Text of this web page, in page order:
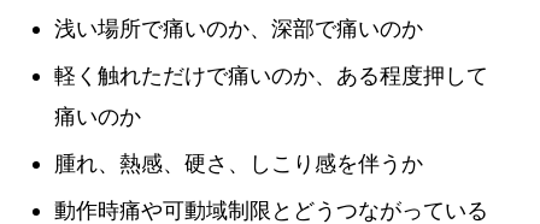
浅い場所で痛いのか、深部で痛いのか
軽く触れただけで痛いのか、ある程度押して
痛いのか
腫れ、熱感、硬さ、しこり感を伴うか
動作時痛や可動域制限とどうつながっている